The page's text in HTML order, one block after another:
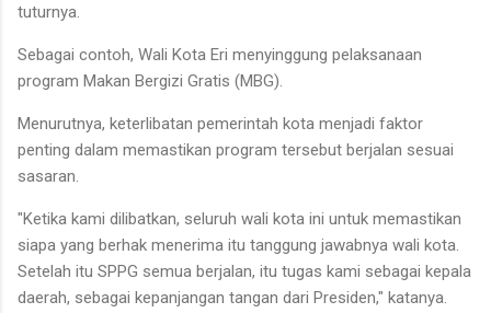
tuturnya.
Sebagai contoh, Wali Kota Eri menyinggung pelaksanaan
program Makan Bergizi Gratis (MBG).
Menurutnya, keterlibatan pemerintah kota menjadi faktor
penting dalam memastikan program tersebut berjalan sesuai
sasaran.
"Ketika kami dilibatkan, seluruh wali kota ini untuk memastikan
siapa yang berhak menerima itu tanggung jawabnya wali kota.
Setelah itu SPPG semua berjalan, itu tugas kami sebagai kepala
daerah, sebagai kepanjangan tangan dari Presiden," katanya.